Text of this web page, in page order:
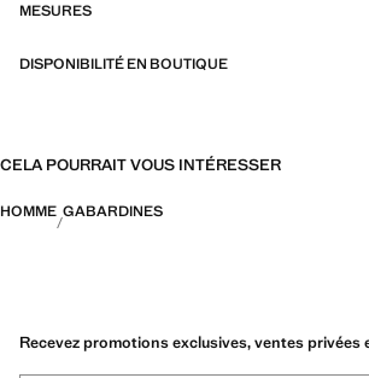
MESURES
DISPONIBILITÉ EN BOUTIQUE
CELA POURRAIT VOUS INTÉRESSER
HOMME GABARDINES
Recevez promotions exclusives, ventes privées